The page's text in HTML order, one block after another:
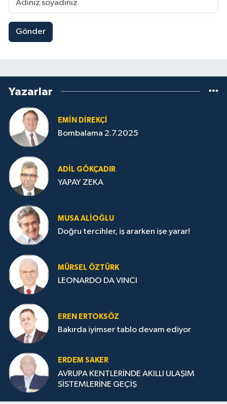
Gönder
Yazarlar
EMIN DIREKÇI
Bombalama 2.7.2025
ADIL GÖKÇADIR
YAPAY ZEKA
MUSA ALIOĞLU
Doğru tercihler, iş ararken işe yarar!
MÜRSEL ÖZTÜRK
LEONARDO DA VINCI
EREN ERTOKSÖZ
Bakırda iyimser tablo devam ediyor
ERDEM SAKER
AVRUPA KENTLERİNDE AKILLI ULAŞIM
SİSTEMLERİNE GEÇİŞ